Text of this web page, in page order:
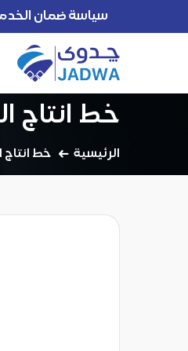
سياسة ضمان
خط انتاج
الرئيسية خط انتاج